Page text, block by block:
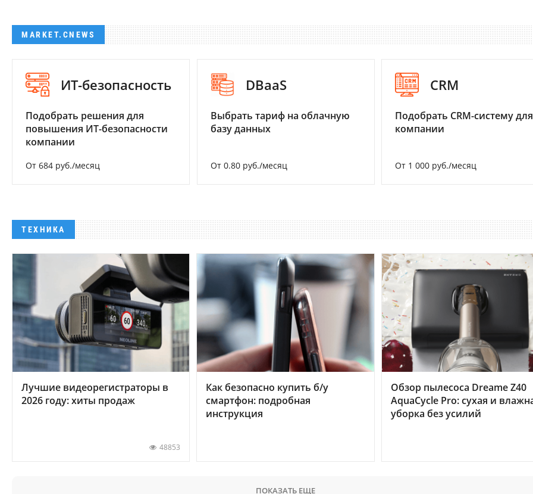
MARKET.CNEWS
ИТ-безопасность
Подобрать решения для
повышения ИТ-безопасности
компании
От 684 руб./месяц
DBaaS
Выбрать тариф на облачную
базу данных
От 0.80 руб./месяц
CRM
Подобрать CRM-систему для
компании
От 1 000 руб./месяц
ТЕХНИКА
Лучшие видеорегистраторы в
2026 году: хиты продаж
48853
Как безопасно купить б/у
смартфон: подробная
инструкция
Обзор пылесоса Dreame Z40
AquaCycle Pro: сухая и
уборка без усилий
ПОКАЗАТЬ ЕЩЕ